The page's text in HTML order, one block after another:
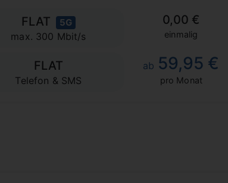
FLAT 5G
max. 300 Mbit/s
FLAT
Telefon & SMS
0,00 €
einmalig
ab 59,95 €
pro Monat